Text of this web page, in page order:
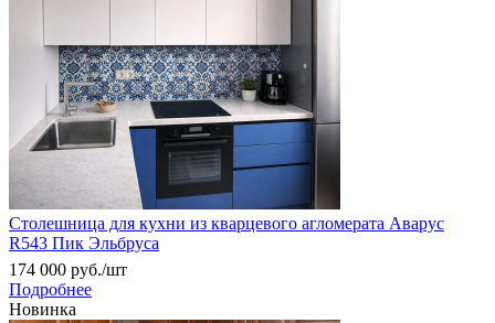
Столешница для кухни из кварцевого агломерата Аварус
R543 Пик Эльбруса
174 000 руб./шт
Подробнее
Новинка